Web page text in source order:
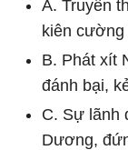
A. Truyền
kiên cường
B. Phát xít
đánh bại,
C. Sự lãnh
Dương,